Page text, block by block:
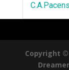
Copyright